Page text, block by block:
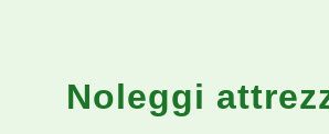
Noleggi